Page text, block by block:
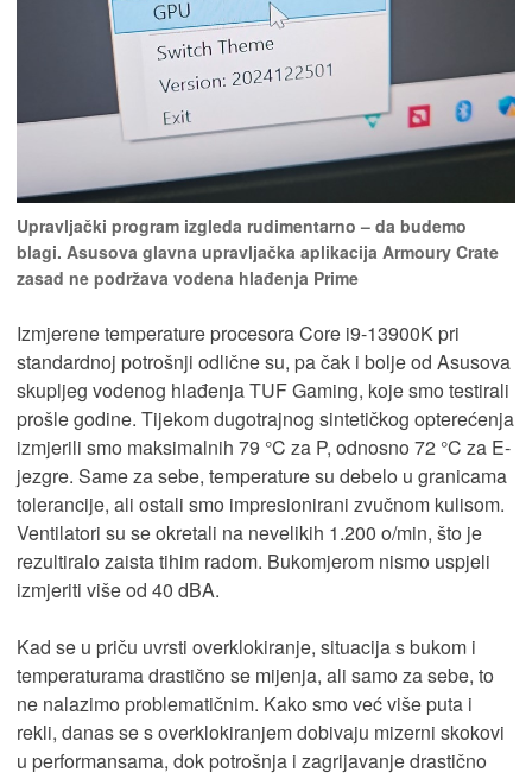
Upravljački program izgleda rudimentarno – da budemo
blagi. Asusova glavna upravljačka aplikacija Armoury Crate
zasad ne podržava vodena hlađenja Prime
Izmjerene temperature procesora Core i9-13900K pri
standardnoj potrošnji odlične su, pa čak i bolje od Asusova
skupljeg vodenog hlađenja TUF Gaming, koje smo testirali
prošle godine. Tijekom dugotrajnog sintetičkog opterećenja
izmjerili smo maksimalnih 79 °C za P, odnosno 72 °C za E-
jezgre. Same za sebe, temperature su debelo u granicama
tolerancije, ali ostali smo impresionirani zvučnom kulisom.
Ventilatori su se okretali na nevelikih 1.200 o/min, što je
rezultiralo zaista tihim radom. Bukomjerom nismo uspjeli
izmjeriti više od 40 dBA.
Kad se u priču uvrsti overklokiranje, situacija s bukom i
temperaturama drastično se mijenja, ali samo za sebe, to
ne nalazimo problematičnim. Kako smo već više puta i
rekli, danas se s overklokiranjem dobivaju mizerni skokovi
u performansama, dok potrošnja i zagrijavanje drastično